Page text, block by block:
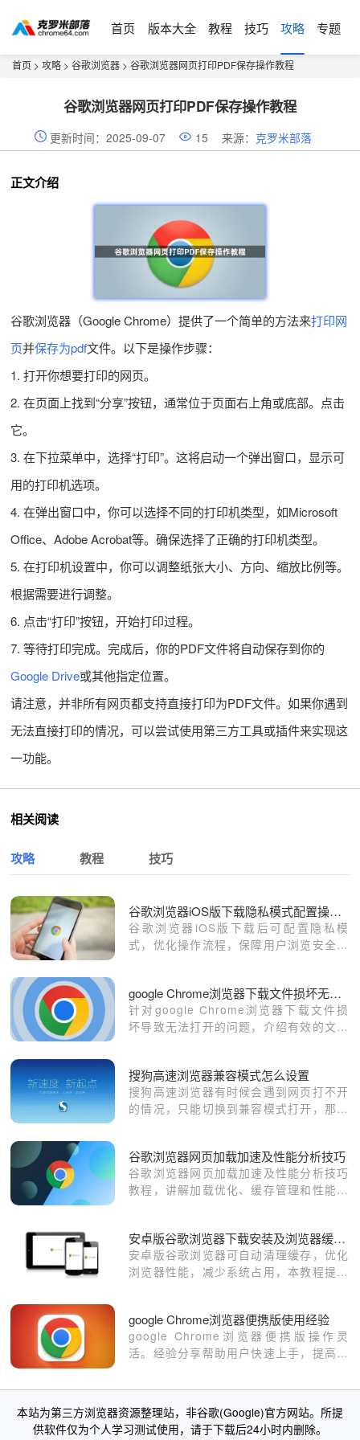
首页 版本大全 教程 技巧 攻略 专题
首页 > 攻略 > 谷歌浏览器 > 谷歌浏览器网页打印PDF保存操作教程
谷歌浏览器网页打印PDF保存操作教程
更新时间：2025-09-07 15 来源： 克罗米部落
正文介绍
谷歌浏览器（Google Chrome）提供了一个简单的方法来打印网
页并保存为pdf文件。以下是操作步骤：
1. 打开你想要打印的网页。
2. 在页面上找到“分享”按钮，通常位于页面右上角或底部。点击
它。
3. 在下拉菜单中，选择“打印”。这将启动一个弹出窗口，显示可
用的打印机选项。
4. 在弹出窗口中，你可以选择不同的打印机类型，如Microsoft
Office、Adobe Acrobat等。确保选择了正确的打印机类型。
5. 在打印机设置中，你可以调整纸张大小、方向、缩放比例等。
根据需要进行调整。
6. 点击“打印”按钮，开始打印过程。
7. 等待打印完成。完成后，你的PDF文件将自动保存到你的
Google Drive或其他指定位置。
请注意，并非所有网页都支持直接打印为PDF文件。如果你遇到
无法直接打印的情况，可以尝试使用第三方工具或插件来实现这
一功能。
相关阅读
攻略 教程 技巧
谷歌浏览器iOS版下载隐私模式配置操作解析
谷歌浏览器iOS版下载后可配置隐私模
式，优化操作流程，保障用户浏览安全，
google Chrome浏览器下载文件损坏无法打开的应对方法
针对google Chrome浏览器下载文件损
坏导致无法打开的问题，介绍有效的文件
搜狗高速浏览器兼容模式怎么设置
搜狗高速浏览器有时候会遇到网页打不开
的情况，只能切换到兼容模式打开，那搜
谷歌浏览器网页加载加速及性能分析技巧
谷歌浏览器网页加载加速及性能分析技巧
教程，讲解加载优化、缓存管理和性能监
安卓版谷歌浏览器下载安装及浏览器缓存自动清理设置
安卓版谷歌浏览器可自动清理缓存，优化
浏览器性能，减少系统占用，本教程提供
google Chrome浏览器便携版使用经验
google Chrome浏览器便携版操作灵
活。经验分享帮助用户快速上手，提高使
本站为第三方浏览器资源整理站，非谷歌(Google)官方网站。所提
供软件仅为个人学习测试使用，请于下载后24小时内删除。